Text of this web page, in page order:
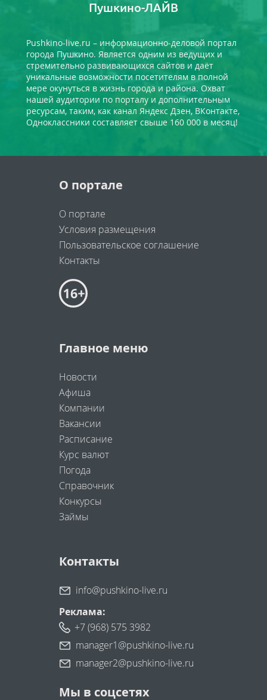
Пушкино-ЛАЙВ
Pushkino-live.ru – информационно-деловой портал
города Пушкино. Является одним из ведущих и
стремительно развивающихся сайтов и даёт
уникальные возможности посетителям в полной
мере окунуться в жизнь города и района. Охват
нашей аудитории по порталу и дополнительным
ресурсам, таким, как канал Яндекс Дзен, ВКонтакте,
Одноклассники составляет свыше 160 000 в месяц!
О портале
О портале
Условия размещения
Пользовательское соглашение
Контакты
Главное меню
Новости
Афиша
Компании
Вакансии
Расписание
Курс валют
Погода
Справочник
Конкурсы
Займы
Контакты
info@pushkino-live.ru
Реклама:
+7 (968) 575 3982
manager1@pushkino-live.ru
manager2@pushkino-live.ru
Мы в соцсетях